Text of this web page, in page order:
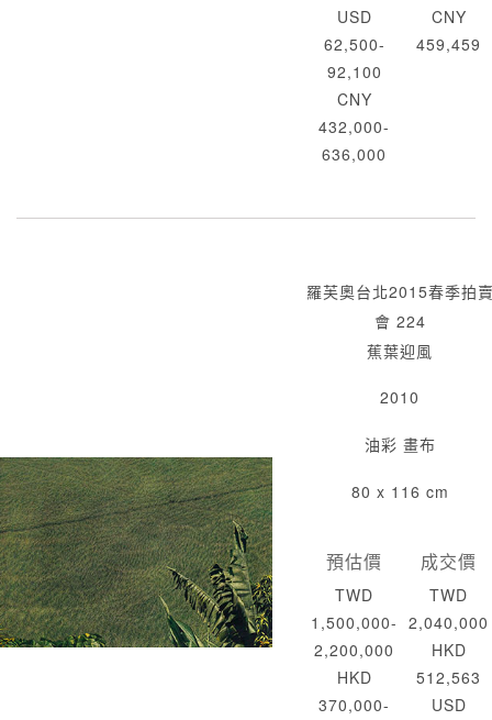
USD
62,500-
92,100
CNY
432,000-
636,000
CNY
459,459
羅芙奧台北2015春季拍
會 224
蕉葉迎風
2010
油彩 畫布
80 x 116 cm
預估價
TWD
1,500,000-
2,200,000
HKD
370,000-
成交價
TWD
2,040,000
HKD
512,563
USD